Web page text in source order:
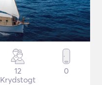
12
Krydstogt
0